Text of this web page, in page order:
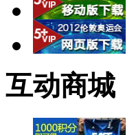
互动商城